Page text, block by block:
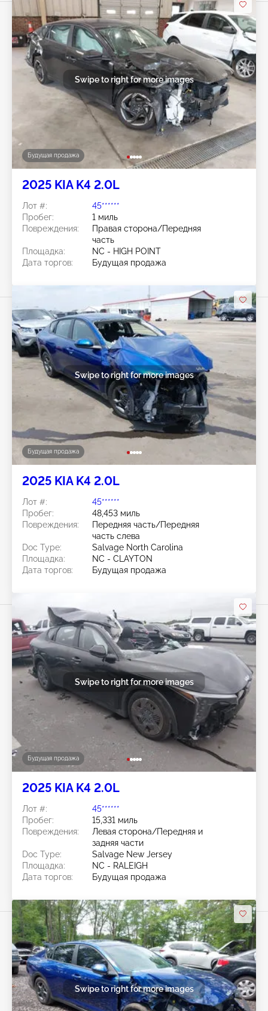
Будущая продажа
Swipe to right for more images
2025 KIA K4 2.0L
Лот #:
45******
Пробег:
1 миль
Повреждения:
Правая сторона/Передняя
часть
Площадка:
NC - HIGH POINT
Дата торгов:
Будущая продажа
Будущая продажа
Swipe to right for more images
2025 KIA K4 2.0L
Лот #:
45******
Пробег:
48,453 миль
Повреждения:
Передняя часть/Передняя
часть слева
Doc Type:
Salvage North Carolina
Площадка:
NC - CLAYTON
Дата торгов:
Будущая продажа
Будущая продажа
Swipe to right for more images
2025 KIA K4 2.0L
Лот #:
45******
Пробег:
15,331 миль
Повреждения:
Левая сторона/Передняя и
задняя части
Doc Type:
Salvage New Jersey
Площадка:
NC - RALEIGH
Дата торгов:
Будущая продажа
Swipe to right for more images